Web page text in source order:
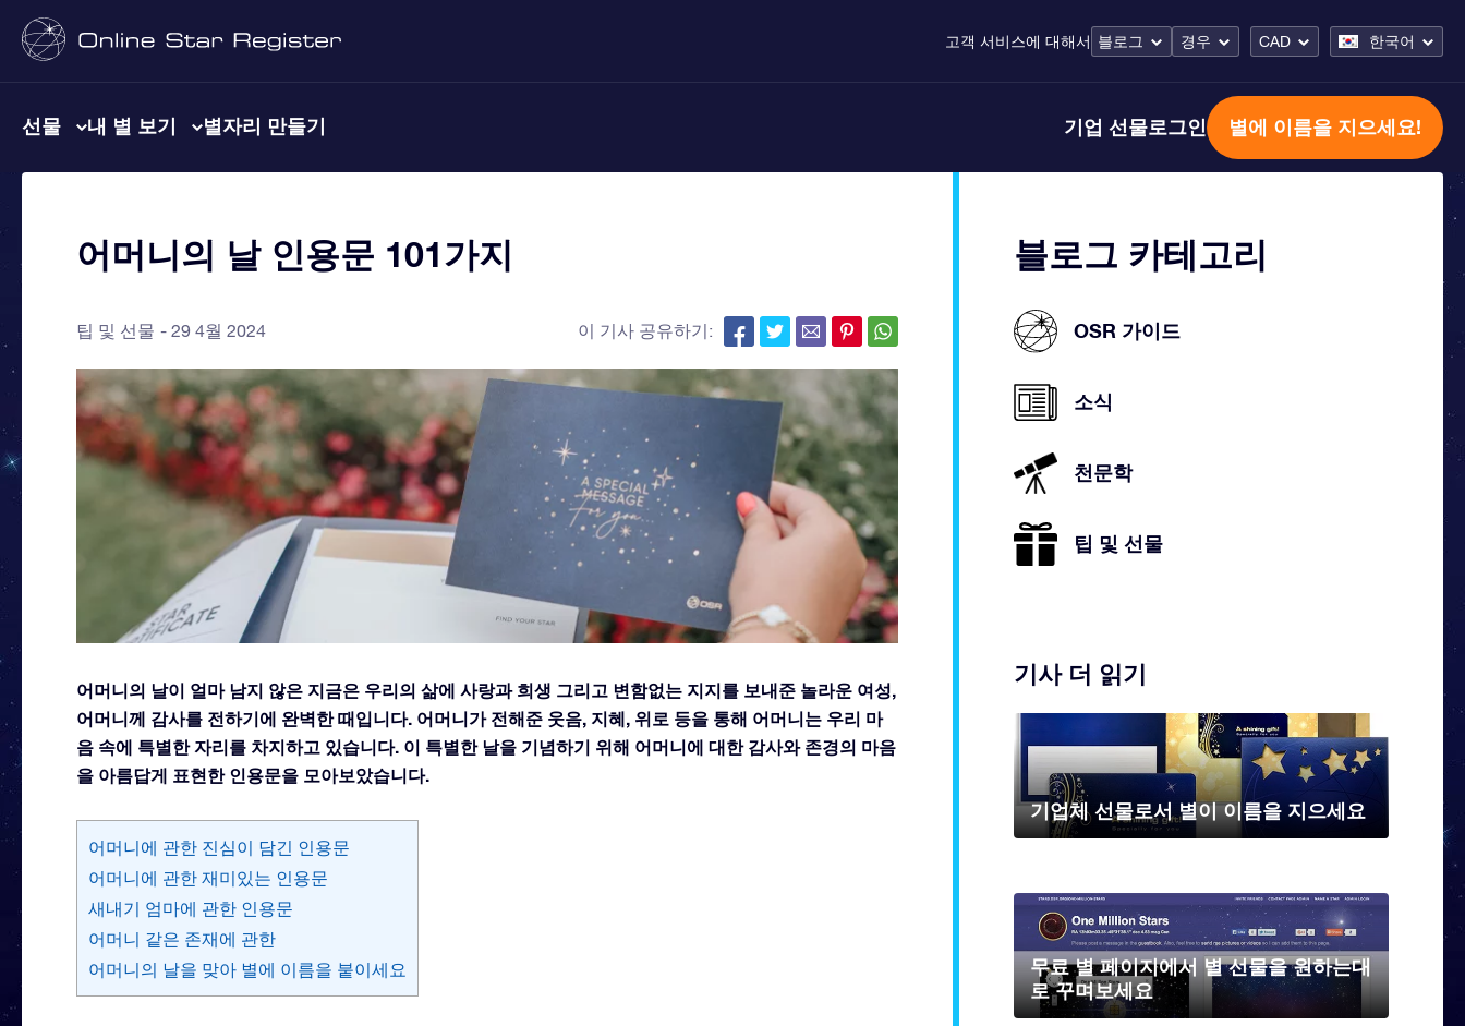
고객 서비스에 대해서 블로그 경우 CAD 한국어
선물 내 별 보기 별자리 만들기 기업 선물로그인 별에 이름을 지으세요!
어머니의 날 인용문 101가지
팁 및 선물 29 4월 2024 이 기사 공유하기:
어머니의 날이 얼마 남지 않은 지금은 우리의 삶에 사랑과 희생 그리고 변함없는 지지를 보내준 놀라운 여성,
어머니께 감사를 전하기에 완벽한 때입니다. 어머니가 전해준 웃음, 지혜, 위로 등을 통해 어머니는 우리 마
음 속에 특별한 자리를 차지하고 있습니다. 이 특별한 날을 기념하기 위해 어머니에 대한 감사와 존경의 마음
을 아름답게 표현한 인용문을 모아보았습니다.
어머니에 관한 진심이 담긴 인용문
어머니에 관한 재미있는 인용문
새내기 엄마에 관한 인용문
어머니 같은 존재에 관한
어머니의 날을 맞아 별에 이름을 붙이세요
블로그 카테고리
OSR 가이드
소식
천문학
팁 및 선물
기사 더 읽기
기업체 선물로서 별이 이름을 지으세요
무료 별 페이지에서 별 선물을 원하는대
로 꾸며보세요